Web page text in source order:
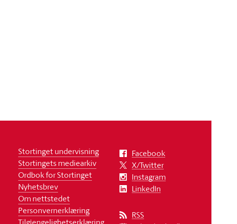
Stortinget undervisning
Stortingets mediearkiv
Ordbok for Stortinget
Nyhetsbrev
Om nettstedet
Personvernerklæring
Facebook
X/Twitter
Instagram
LinkedIn
RSS